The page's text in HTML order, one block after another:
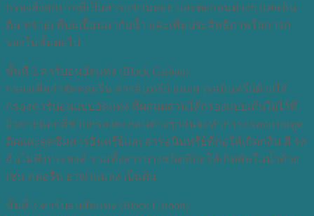
กรองสิ่งสกปรกที่เป็นสารแขวนลอย และตะกอนต่างๆ (เศษหิน
ดิน ทราย) ที่ปนเปื้อนมากับน้ำ และเพิ่มประสิทธิภาพในการก
รองในขั้นต่อไป
ขั้นที่ 2 คาร์บอนอัดแท่ง (Block Carbon)
กรองเพื่อกำจัดคลอรีน สารอินทรีย์ และสารอนินทรีย์ด้วยไส้
กรองคาร์บอนแบบอัดแท่ง ที่ผสมผสานไส้กรองแบบเส้นใยไว้ที่
ผิวภายนอกที่ช่วยกรองตะกอนต่างๆก่อนจะทำการกรองแบบดูด
ติดและดูดซึมสารอินทรีย์และสารอนินทรีย์ที่ก่อให้เกิดกลิ่น สี รส
อันไม่พึงประสงค์ รวมทั้งสารบางชนิดที่ก่อให้เกิดพิษในน้ำด้วย
เช่น คลอรีน ยาฆ่าแมลง เป็นต้น
ขั้นที่ 3 คาร์บอนอัดแท่ง (Block Carbon)